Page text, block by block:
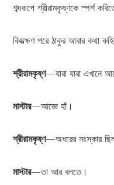
শব্দরূপে শ্রীরামকৃষ্ণকে স্পর্শ
কিয়ত্ক্ষণ পরে ঠাকুর আবার কথা
শ্রীরামকৃষ্ণ—যারা যারা এখানে
মাস্টার—আজ্ঞে হাঁ।
শ্রীরামকৃষ্ণ—অধরের সংস্কার
মাস্টার—তা আর বলতে।